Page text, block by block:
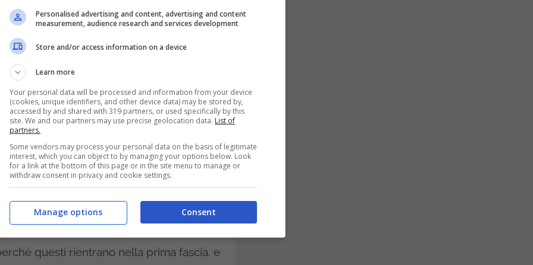
Determinato il periodo scolastico,
effettivi destinatari.Infatti, l’iniziativa è
di primo e di secondo grado.
omnicomprensivo Statale del
residenza. C’è però unlimite ISEE
fasce nel 2025.
del Bonus scuola
un beneficio che viene erogato per tutti
questi rientrano nella prima fascia, e
Personalised advertising and content, advertising and content
measurement, audience research and services development
Store and/or access information on a device
Learn more
Your personal data will be processed and information from your device
(cookies, unique identifiers, and other device data) may be stored by,
accessed by and shared with 319 partners, or used specifically by this
site. We and our partners may use precise geolocation data. List of
partners.
Some vendors may process your personal data on the basis of legitimate
interest, which you can object to by managing your options below. Look
for a link at the bottom of this page or in the site menu to manage or
withdraw consent in privacy and cookie settings.
Consent
Manage options